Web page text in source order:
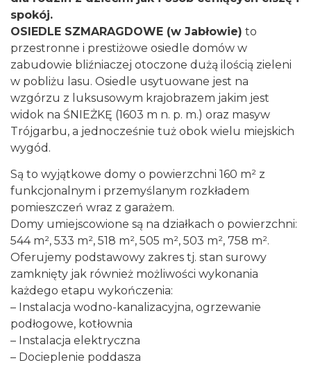
spokój.
OSIEDLE SZMARAGDOWE (w Jabłowie) to
przestronne i prestiżowe osiedle domów w
zabudowie bliźniaczej otoczone dużą ilością zieleni
w pobliżu lasu. Osiedle usytuowane jest na
wzgórzu z luksusowym krajobrazem jakim jest
widok na ŚNIEŻKĘ (1603 m n. p. m.) oraz masyw
Trójgarbu, a jednocześnie tuż obok wielu miejskich
wygód.
Są to wyjątkowe domy o powierzchni 160 m² z
funkcjonalnym i przemyślanym rozkładem
pomieszczeń wraz z garażem.
Domy umiejscowione są na działkach o powierzchni:
544 m², 533 m², 518 m², 505 m², 503 m², 758 m².
Oferujemy podstawowy zakres tj. stan surowy
zamknięty jak również możliwości wykonania
każdego etapu wykończenia:
– Instalacja wodno-kanalizacyjna, ogrzewanie
podłogowe, kotłownia
– Instalacja elektryczna
– Docieplenie poddasza